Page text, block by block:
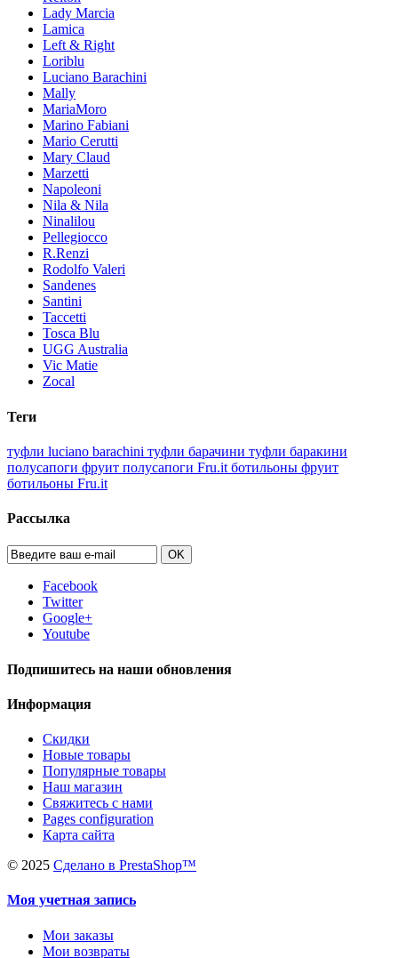
Lady Marcia
Lamica
Left & Right
Loriblu
Luciano Barachini
Mally
MariaMoro
Marino Fabiani
Mario Cerutti
Mary Claud
Marzetti
Napoleoni
Nila & Nila
Ninalilou
Pellegiocco
R.Renzi
Rodolfo Valeri
Sandenes
Santini
Taccetti
Tosca Blu
UGG Australia
Vic Matie
Zocal
Теги
туфли luciano barachini туфли барачини туфли баракини
полусапоги фруит полусапоги Fru.it ботильоны фруит
ботильоны Fru.it
Рассылка
OK
Facebook
Twitter
Google+
Youtube
Подпишитесь на наши обновления
Информация
Скидки
Новые товары
Популярные товары
Наш магазин
Свяжитесь с нами
Pages configuration
Карта сайта
© 2025 Сделано в PrestaShop™
Моя учетная запись
Мои заказы
Мои возвраты